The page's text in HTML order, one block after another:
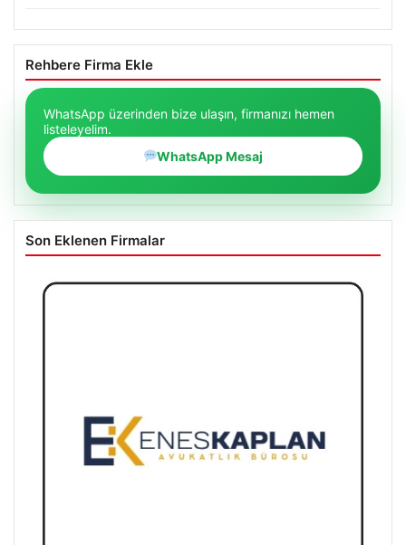
Rehbere Firma Ekle
WhatsApp üzerinden bize ulaşın, firmanızı hemen
listeleyelim.
WhatsApp Mesaj
Son Eklenen Firmalar